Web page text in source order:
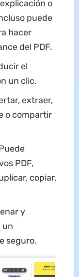
o
puede
hacer
del PDF.
el
un clic.
extraer,
o compartir
PDF,
copiar,
y
un
seguro.